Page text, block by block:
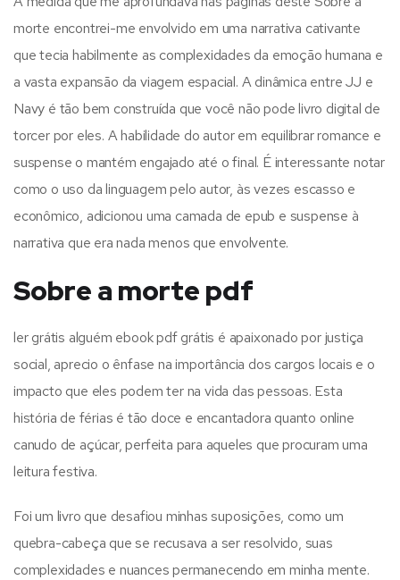
morte encontrei-me envolvido em uma narrativa cativante
que tecia habilmente as complexidades da emoção humana e
a vasta expansão da viagem espacial. A dinâmica entre JJ e
Navy é tão bem construída que você não pode livro digital de
torcer por eles. A habilidade do autor em equilibrar romance e
suspense o mantém engajado até o final. É interessante notar
como o uso da linguagem pelo autor, às vezes escasso e
econômico, adicionou uma camada de epub e suspense à
narrativa que era nada menos que envolvente.
Sobre a morte pdf
ler grátis alguém ebook pdf grátis é apaixonado por justiça
social, aprecio o ênfase na importância dos cargos locais e o
impacto que eles podem ter na vida das pessoas. Esta
história de férias é tão doce e encantadora quanto online
canudo de açúcar, perfeita para aqueles que procuram uma
leitura festiva.
Foi um livro que desafiou minhas suposições, como um
quebra-cabeça que se recusava a ser resolvido, suas
complexidades e nuances permanecendo em minha mente.